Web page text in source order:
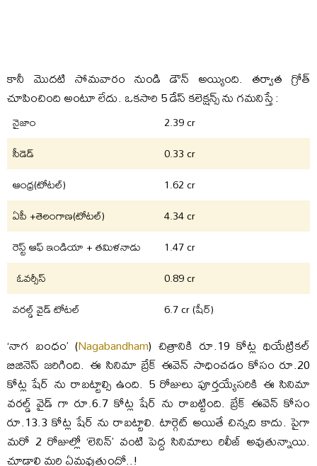
కానీ మొదటి సోమవారం నుండి డౌన్ అయ్యింది. తర్వాత గ్రోత్
చూపించింది అంటూ లేదు. ఒకసారి 5 డేస్ కలెక్షన్స్ ను గమనిస్తే :
నైజాం
2.39 cr
సీడెడ్
0.33 cr
ఆంధ్ర(టోటల్)
1.62 cr
ఏపీ +తెలంగాణ(టోటల్)
4.34 cr
రెస్ట్ ఆఫ్ ఇండియా + తమిళనాడు
1.47 cr
ఓవర్సీస్
0.89 cr
వరల్డ్ వైడ్ టోటల్
6.7 cr (షేర్)
‘నాగ బంధం’ (Nagabandham) చిత్రానికి రూ.19 కోట్ల థియేట్రికల్
బిజినెస్ జరిగింది. ఈ సినిమా బ్రేక్ ఈవెన్ సాధించడం కోసం రూ.20
కోట్ల షేర్ ను రాబట్టాల్సి ఉంది. 5 రోజులు పూర్తయ్యేసరికి ఈ సినిమా
వరల్డ్ వైడ్ గా రూ.6.7 కోట్ల షేర్ ను రాబట్టింది. బ్రేక్ ఈవెన్ కోసం
రూ.13.3 కోట్ల షేర్ ను రాబట్టాలి. టార్గెట్ అయితే చిన్నది కాదు. పైగా
మరో 2 రోజుల్లో ‘లెనిన్’ వంటి పెద్ద సినిమాలు రిలీజ్ అవుతున్నాయి.
చూడాలి మరి ఏమవుతుందో..!